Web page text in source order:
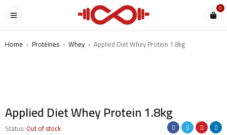
0
Home › Protéines › Whey › Applied Diet Whey Protein 1.8kg
Applied Diet Whey Protein 1.8kg
Status:Out of stock